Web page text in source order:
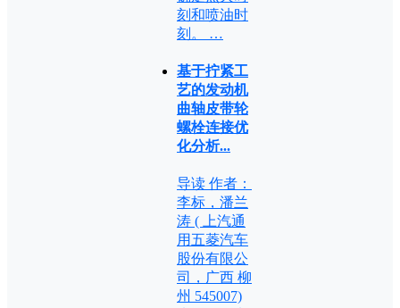
刻和喷油时
刻。 …
基于拧紧工
艺的发动机
曲轴皮带轮
螺栓连接优
化分析...
导读 作者：
李标，潘兰
涛 ( 上汽通
用五菱汽车
股份有限公
司，广西 柳
州 545007)